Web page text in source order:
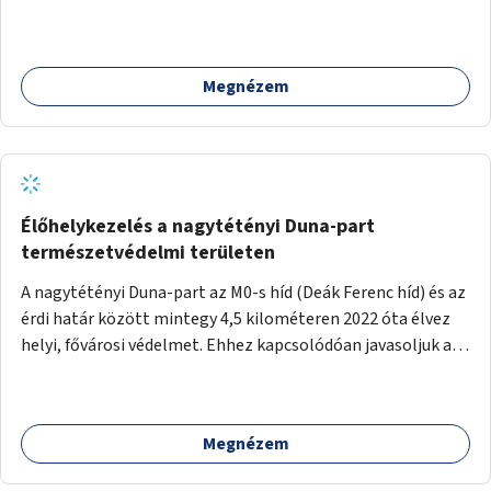
Megnézem
Élőhelykezelés a nagytétényi Duna-part
természetvédelmi területen
A nagytétényi Duna-part az M0-s híd (Deák Ferenc híd) és az
érdi határ között mintegy 4,5 kilométeren 2022 óta élvez
helyi, fővárosi védelmet. Ehhez kapcsolódóan javasoljuk a
Megnézem